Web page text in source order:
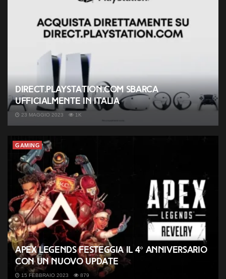
Direct.PlayStation.com sbarca
ufficialmente in Italia
23 MAGGIO 2023 1K
GAMING
Apex Legends festeggia il 4° anniversario
con un nuovo update
15 FEBBRAIO 2023 879